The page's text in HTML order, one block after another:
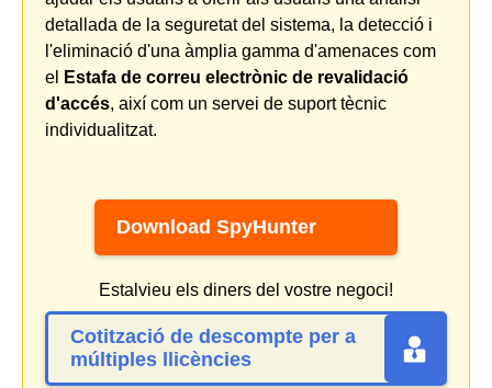
detallada de la seguretat del sistema, la detecció i
l'eliminació d'una àmplia gamma d'amenaces com
el
Estafa de correu electrònic de revalidació
d'accés, així com un servei de suport tècnic
individualitzat.
Download SpyHunter
Estalvieu els diners del vostre negoci!
Cotització de descompte per a
múltiples llicències